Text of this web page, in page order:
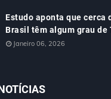
Estudo aponta que cerca
Brasil têm algum grau de
Janeiro 06, 2026